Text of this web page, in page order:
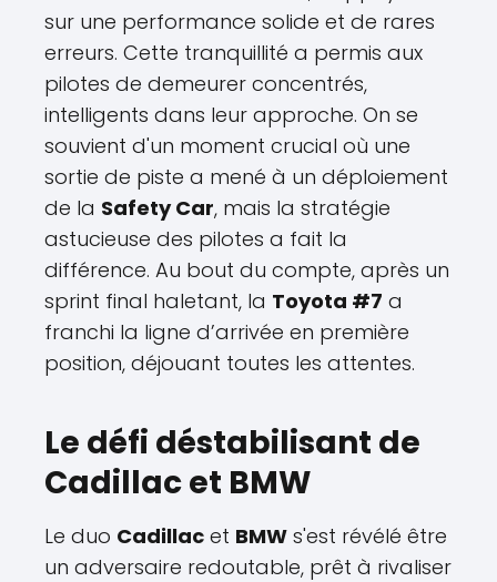
sur une performance solide et de rares
erreurs. Cette tranquillité a permis aux
pilotes de demeurer concentrés,
intelligents dans leur approche. On se
souvient d'un moment crucial où une
sortie de piste a mené à un déploiement
de la Safety Car, mais la stratégie
astucieuse des pilotes a fait la
différence. Au bout du compte, après un
sprint final haletant, la Toyota #7 a
franchi la ligne d’arrivée en première
position, déjouant toutes les attentes.
Le défi déstabilisant de
Cadillac et BMW
Le duo Cadillac et BMW s'est révélé être
un adversaire redoutable, prêt à rivaliser